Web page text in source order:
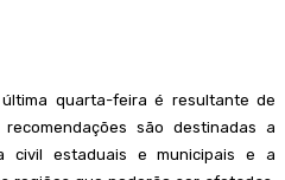
quarta-feira é resultante de
são destinadas a
civil estaduais e municipais e a